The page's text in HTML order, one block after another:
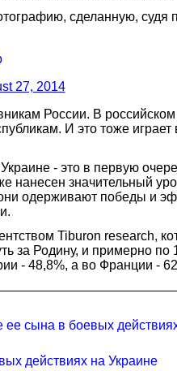
сделанную, судя
27, 2014
России. В
И это тоже
- это в первую
значительный
одерживают победы и
Tiburon research,
за Родину, и примерно
- 48,8%, а во Франции -
ее сына в боевых
действиях на Украине